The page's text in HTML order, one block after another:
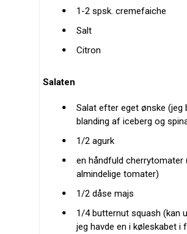
1-2 spsk. cremefaiche
Salt
Citron
Salaten
Salat efter eget ønske (jeg
blanding af iceberg og
1/2 agurk
en håndfuld cherrytomater
almindelige tomater)
1/2 dåse majs
1/4 butternut squash (kan
jeg havde en i køleskabet i